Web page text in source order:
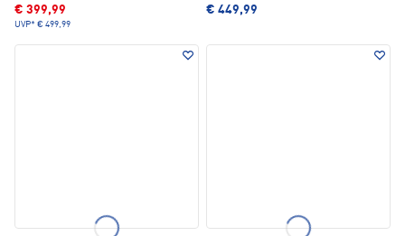
€ 399,99
UVP* € 499,99
€ 449,99